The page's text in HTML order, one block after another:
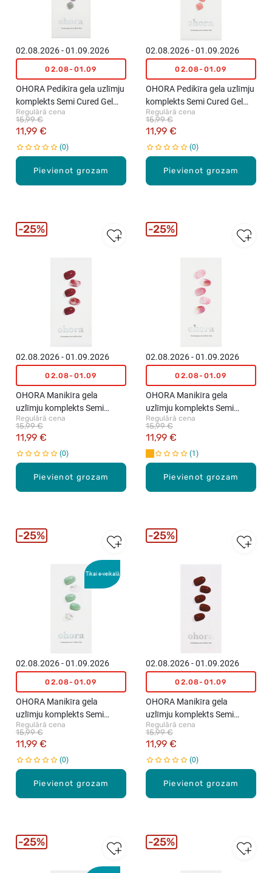
Pievienot grozam
02.08.2026 - 01.09.2026
02.08-01.09
OHORA Pedikīra gela uzlīmju
komplekts Semi Cured Gel
Strips (P Bubbly), 32 uzlīmes
Regulārā cena
11,99 €
15,99 €
0
Pievienot grozam
02.08.2026 - 01.09.2026
02.08-01.09
OHORA Pedikīra gela uzlīmju
komplekts Semi Cured Gel
Strips (P Romantique), 32
uzlīmes
Regulārā cena
11,99 €
15,99 €
0
Pievienot grozam
02.08.2026 - 01.09.2026
02.08-01.09
OHORA Manikīra gela
uzlīmju komplekts Semi
Cured Gel Nail Strips (N
Mulberry), 30 uzlīmes
Regulārā cena
11,99 €
15,99 €
0
25%
Pievienot grozam
02.08.2026 - 01.09.2026
02.08-01.09
OHORA Manikīra gela
uzlīmju komplekts Semi
Cured Gel Nail Strips (N
Tinted), 30 uzlīmes
Regulārā cena
11,99 €
15,99 €
1
25%
Tikai e-veikalā
Pievienot grozam
02.08.2026 - 01.09.2026
02.08-01.09
OHORA Manikīra gela
uzlīmju komplekts Semi
Cured Gel Nail Strips (N
Spring Garden), 30 uzlīmes
Regulārā cena
11,99 €
15,99 €
0
25%
Pievienot grozam
02.08.2026 - 01.09.2026
02.08-01.09
OHORA Manikīra gela
uzlīmju komplekts Semi
Cured Gel Nail Strips (N
Chilly), 30 uzlīmes
Regulārā cena
11,99 €
15,99 €
0
25%
25% 25%